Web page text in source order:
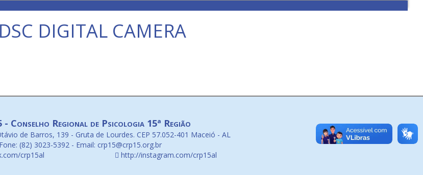
DIGITAL CAMERA
- Conselho Regional de Psicologia 15ª Região
de Barros, 139 - Gruta de Lourdes. CEP 57.052-401 Maceió - AL
Fone: (82) 3023-5392 - Email: crp15@crp15.org.br
crp15al
http://instagram.com/crp15al